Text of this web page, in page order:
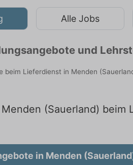
Alle Jobs
und
beim Lieferdienst in Menden
(Sauerland)
in Menden